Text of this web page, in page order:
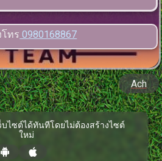
ทร 0980168867
Ach
บไซต์ได้ทันทีโดยไม่ต้องสร้างไซต์
ใหม่